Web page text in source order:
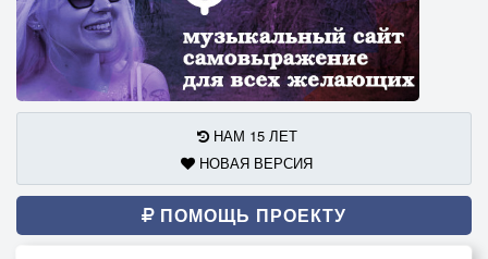
НАМ 15 ЛЕТ
НОВАЯ ВЕРСИЯ
ПОМОЩЬ ПРОЕКТУ